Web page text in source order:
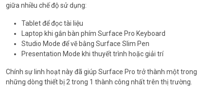
giữa nhiều chế độ sử dụng:
Tablet để đọc tài liệu
Laptop khi gắn bàn phím Surface Pro Keyboard
Studio Mode để vẽ bằng Surface Slim Pen
Presentation Mode khi thuyết trình hoặc giải trí
Chính sự linh hoạt này đã giúp Surface Pro trở thành một trong
những dòng thiết bị 2 trong 1 thành công nhất trên thị trường.